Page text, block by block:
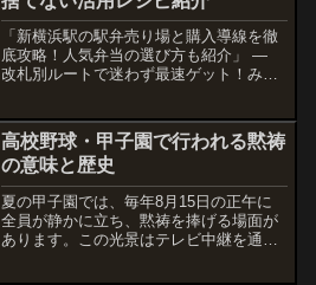
「新横浜駅の駅弁売り場と購入導線を徹
底攻略！人気弁当の選び方も紹介」 —
改札別ルートで迷わず最速ゲット！みな
品の作り方をご紹介します。マグロの皮
を捨てている方は是非最...
高校野球・甲子園で行われる黙祷
の意味と歴史
夏の甲子園では、毎年8月15日の正午に
全員が静かに立ち、黙祷を捧げる場面が
あります。この光景はテレビ中継を通し